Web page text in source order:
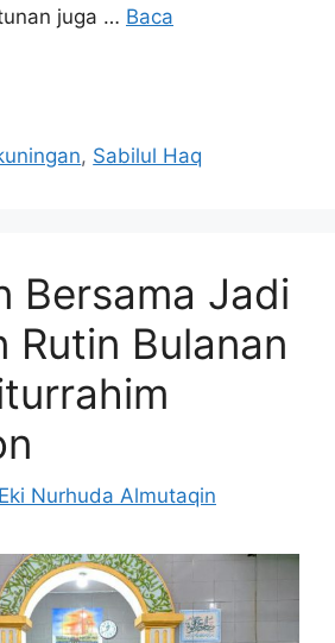
juga … Baca
, Sabilul Haq
Bersama Jadi
Rutin Bulanan
Eki Nurhuda Almutaqin